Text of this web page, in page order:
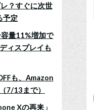
？すぐに次世
予定
量11%増加で
ィスプレイも
も、Amazon
7/13まで）
Xの再来」